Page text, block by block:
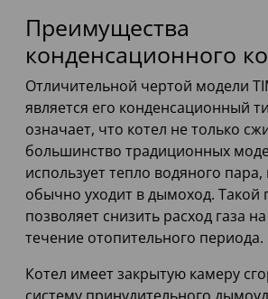
Преимущества
конденсационного
Отличительной чертой модели
является его конденсационный
означает, что котел не только
большинство традиционных
использует тепло водяного
обычно уходит в дымоход. Такой
позволяет снизить расход газа
течение отопительного периода.
Котел имеет закрытую камеру